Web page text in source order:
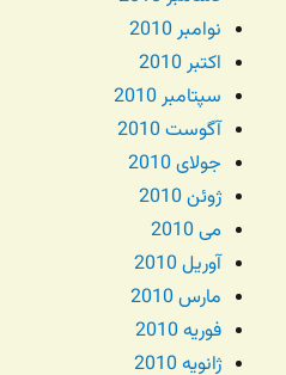
نوامبر 2010
اکتبر 2010
سپتامبر 2010
آگوست 2010
جولای 2010
ژوئن 2010
می 2010
آوریل 2010
مارس 2010
فوریه 2010
ژانویه 2010